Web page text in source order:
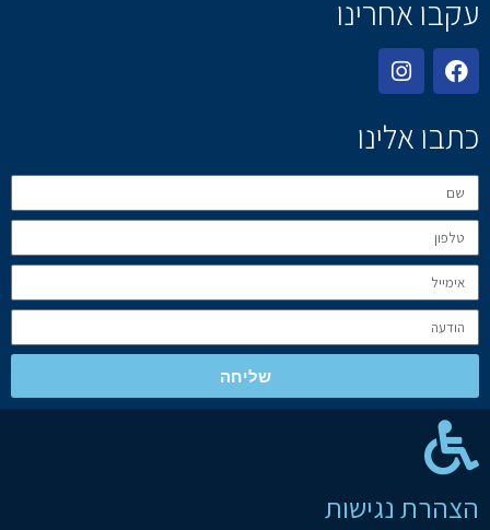
עקבו אחרינו
כתבו אלינו
שליחה
הצהרת נגישות